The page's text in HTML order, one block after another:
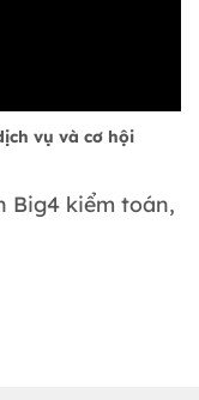
vụ và cơ hội
Big4 kiểm toán,